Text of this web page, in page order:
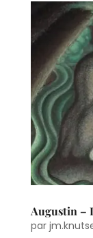
Augustin –
par